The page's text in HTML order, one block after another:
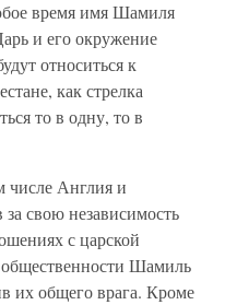
время имя Шамиля
и его окружение
относиться к
как стрелка
то в одну, то в
числе Англия и
свою независимость
с царской
Шамиль
их общего врага. Кроме